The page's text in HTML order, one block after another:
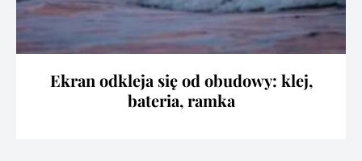
Ekran odkleja się od obudowy: klej,
bateria, ramka